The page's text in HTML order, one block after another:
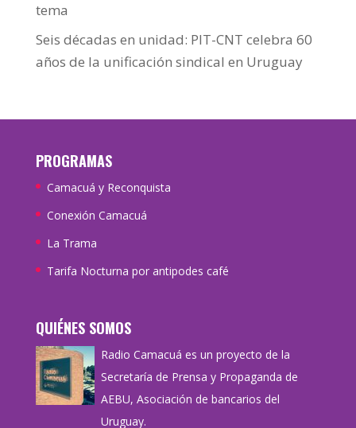
tema
Seis décadas en unidad: PIT-CNT celebra 60
años de la unificación sindical en Uruguay
PROGRAMAS
Camacuá y Reconquista
Conexión Camacuá
La Trama
Tarifa Nocturna por antipodes café
QUIÉNES SOMOS
Radio Camacuá es un proyecto de la
Secretaría de Prensa y Propaganda de
AEBU, Asociación de bancarios del
Uruguay.